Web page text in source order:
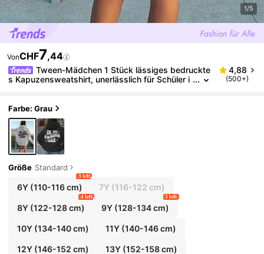
1/5
VonCHF7,44
Tween-Mädchen 1 Stück lässiges bedruckte
s Kapuzensweatshirt, unerlässlich für Schüler i
4,88
(500+)
Farbe: Grau
Größe Standard
6Y(110-116 cm)
3 left
7Y (116-122 cm)
8Y(122-128 cm)
4 left
9Y (128-134 cm)
3 left
10Y(134-140 cm) 11Y (140-146 cm)
12Y(146-152 cm) 13Y (152-158 cm)